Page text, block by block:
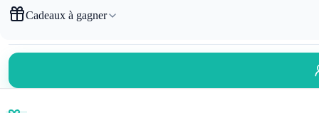
Cadeaux à gagner